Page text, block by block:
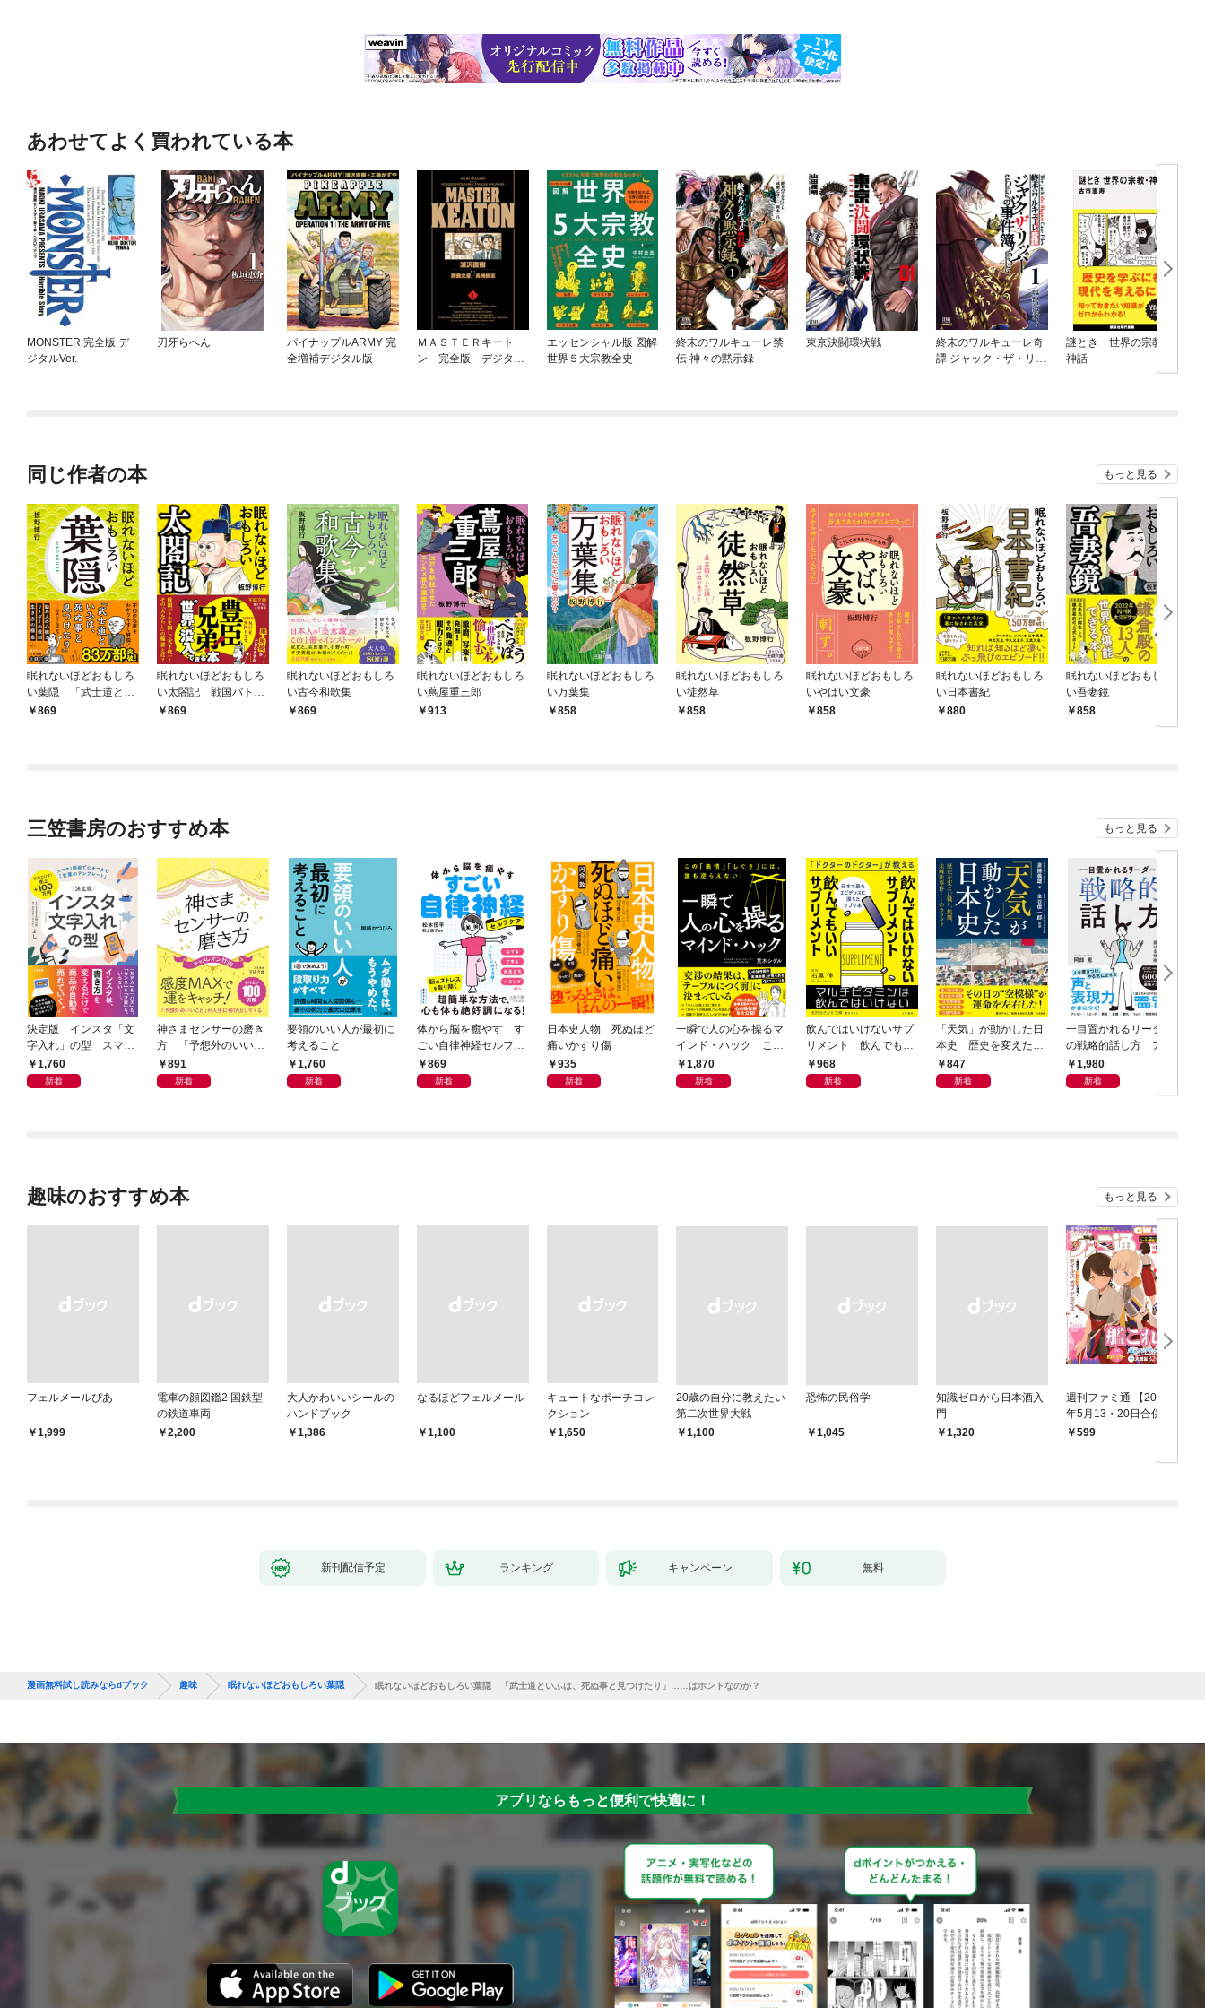
あわせてよく買われている本
MONSTER 完全版 デ
ジタルVer.
刃牙らへん
パイナップルARMY 完
全増補デジタル版
ＭＡＳＴＥＲキート
ン 完全版 デジタル
エッセンシャル版 図解
世界５大宗教全史
終末のワルキューレ禁
伝 神々の黙示録
東京決闘環状戦
終末のワルキューレ奇
譚 ジャック・ザ・リッ
謎とき 世界の宗教・
神話
同じ作者の本 もっと見る
眠れないほどおもしろ
い葉隠 「武士道とい
ふは、死ぬ事と見つけ
869
眠れないほどおもしろ
い太閤記 戦国バトル
を制して天下統一！
869
眠れないほどおもしろ
い古今和歌集
869
眠れないほどおもしろ
い蔦屋重三郎
913
眠れないほどおもしろ
い万葉集
858
眠れないほどおもしろ
い徒然草
858
眠れないほどおもしろ
いやばい文豪
858
眠れないほどおもしろ
い日本書紀
880
眠れないほどおもしろ
い吾妻鏡
858
三笠書房のおすすめ本 もっと見る
決定版 インスタ「文
字入れ」の型 スマホ
１画面で心をつかむ
「言葉のテンプレー
1,760
新着
神さまセンサーの磨き
方 「予想外のいいこ
と」が人生に飛び出し
てくる！
891
新着
要領のいい人が最初に
考えること
1,760
新着
体から脳を癒やす す
ごい自律神経セルフケ
ア869
新着
日本史人物 死ぬほど
痛いかすり傷
935
新着
一瞬で人の心を操るマ
インド・ハック この
「表情」「しぐさ」に
は、誰も逆らえない！
1,870
新着
飲んではいけないサプ
リメント 飲んでもい
いサプリメント
968
新着
「天気」が動かした日
本史 歴史を変えた戦
い、飢饉、未解決事
件……のカラクリ
847
新着
一目置かれるリーダー
の戦略的話し方 アナ
ウンサーが教える言葉
を相手に届ける技術
1,980
新着
趣味のおすすめ本 もっと見る
フェルメールぴあ
￥1,999
電車の顔図鑑2 国鉄型
の鉄道車両
￥2,200
大人かわいいシールの
ハンドブック
￥1,386
なるほどフェルメール
￥1,100
キュートなポーチコレ
クション
￥1,650
20歳の自分に教えたい
第二次世界大戦
￥1,100
恐怖の民俗学
￥1,045
知識ゼロから日本酒入
門
￥1,320
週刊ファミ通 【2021
年5月13・20日合併
号】599
新刊配信予定 ランキング キャンペーン 無料
漫画無料試し読みならdブック 趣味 眠れないほどおもしろい葉隠 眠れないほどおもしろい葉隠 「武士道といふは、死ぬ事と見つけたり」……はホントなのか？
アプリならもっと便利で快適に！